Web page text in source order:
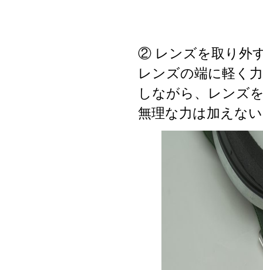
② レンズを取り外
レンズの端に軽く
しながら、レンズ
無理な力は加えな